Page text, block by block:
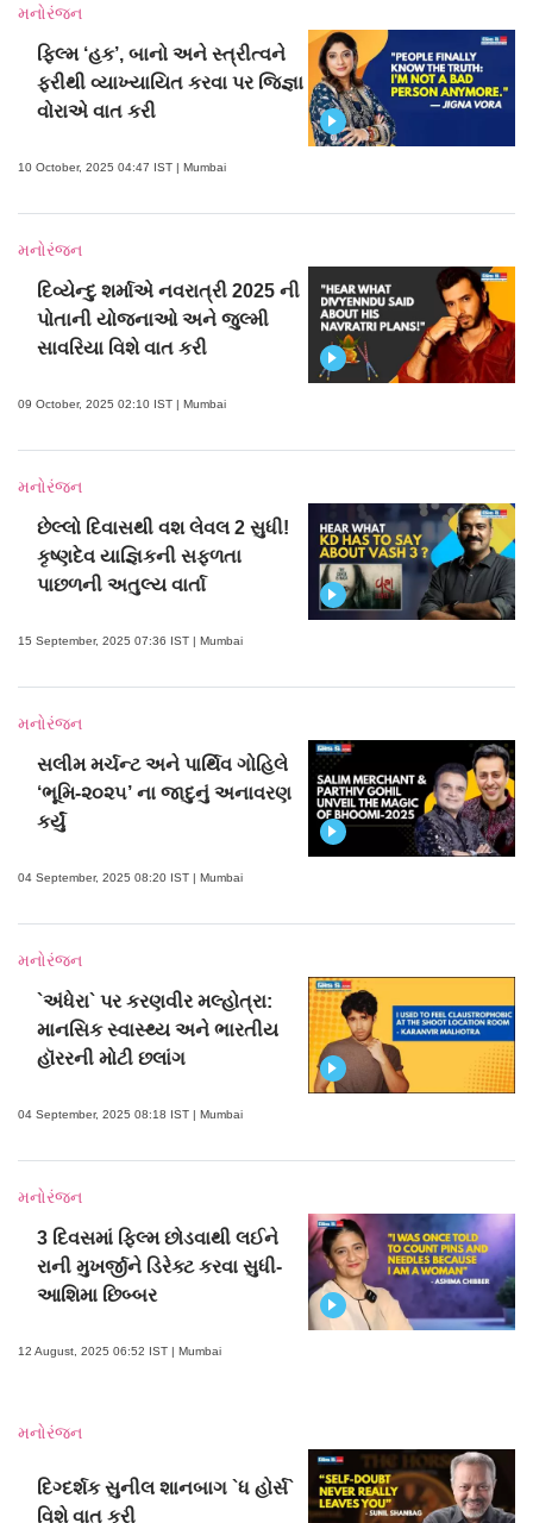
મનોરંજન
ફિલ્મ ‘હક’, બાનો અને સ્ત્રીત્વને
ફરીથી વ્યાખ્યાયિત કરવા પર જિજ્ઞા
વોરાએ વાત કરી
10 October, 2025 04:47 IST | Mumbai
મનોરંજન
દિવ્યેન્દુ શર્માએ નવરાત્રી 2025 ની
પોતાની યોજનાઓ અને જુલ્મી
સાવરિયા વિશે વાત કરી
09 October, 2025 02:10 IST | Mumbai
મનોરંજન
છેલ્લો દિવાસથી વશ લેવલ 2 સુધી!
કૃષ્ણદેવ યાજ્ઞિકની સફળતા
પાછળની અતુલ્ય વાર્તા
15 September, 2025 07:36 IST | Mumbai
મનોરંજન
સલીમ મર્ચન્ટ અને પાર્થિવ ગોહિલે
‘ભૂમિ-૨૦૨૫’ ના જાદુનું અનાવરણ
કર્યું
04 September, 2025 08:20 IST | Mumbai
મનોરંજન
`અંધેરા` પર કરણવીર મલ્હોત્રા:
માનસિક સ્વાસ્થ્ય અને ભારતીય
હૉરરની મોટી છલાંગ
04 September, 2025 08:18 IST | Mumbai
મનોરંજન
3 દિવસમાં ફિલ્મ છોડવાથી લઈને
રાની મુખર્જીને ડિરેક્ટ કરવા સુધી-
આશિમા છિબ્બર
12 August, 2025 06:52 IST | Mumbai
મનોરંજન
દિગ્દર્શક સુનીલ શાનબાગ `ધ હોર્સ`
વિશે વાત કરી